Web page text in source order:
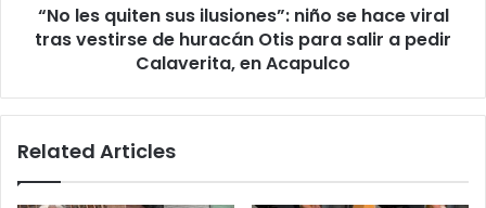
tras
vestirse
Otis
salir
“No les quiten sus ilusiones”: niño se hace viral
tras vestirse de huracán Otis para salir a pedir
Calaverita, en Acapulco
Related Articles